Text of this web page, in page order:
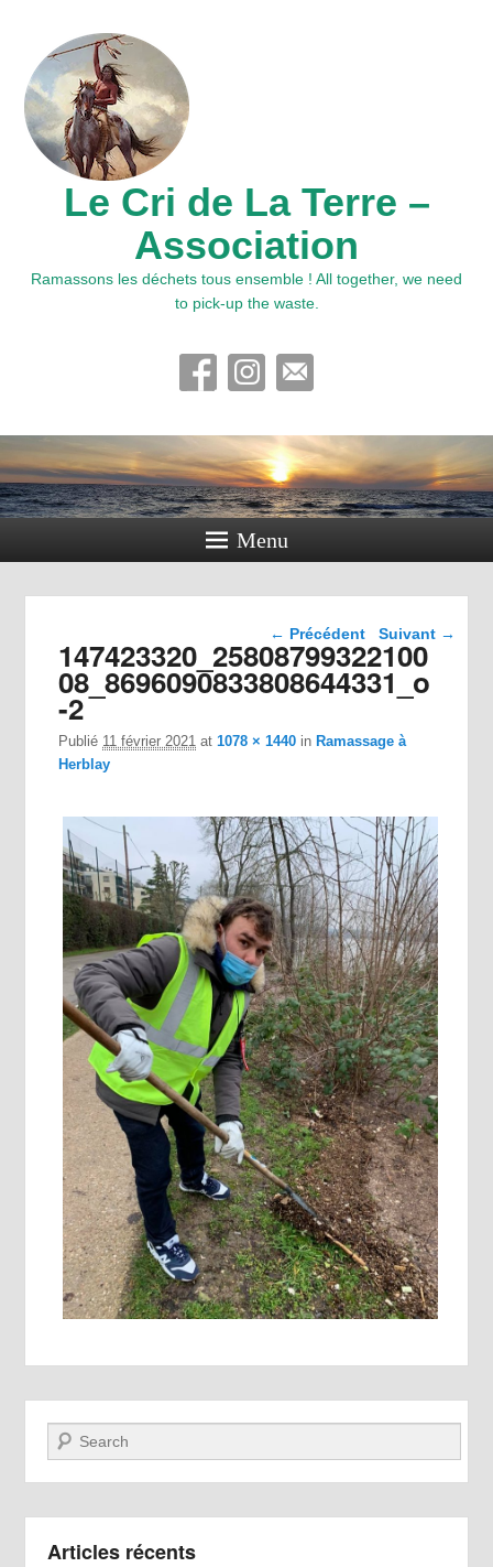
Le Cri de La Terre –
Association
Ramassons les déchets tous ensemble ! All together, we need
to pick-up the waste.
Menu
Navigation dans les
images
← Précédent Suivant →
147423320_25808799322100
08_8696090833808644331_o
-2
Publié 11 février 2021 at1078 × 1440 in Ramassage à
Herblay
Recherche
Articles récents